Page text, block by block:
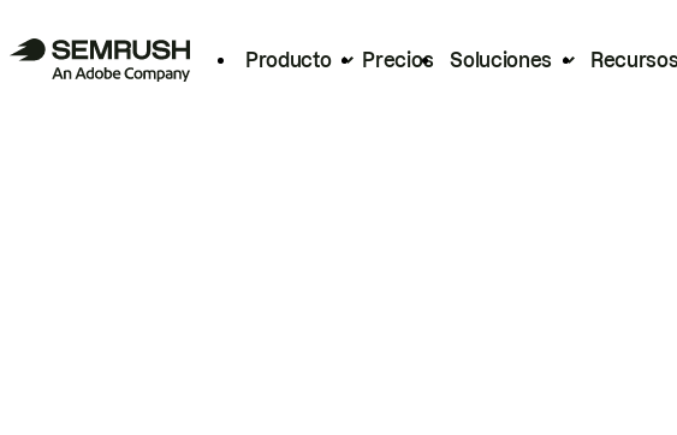
Producto Precios Soluciones Recursos